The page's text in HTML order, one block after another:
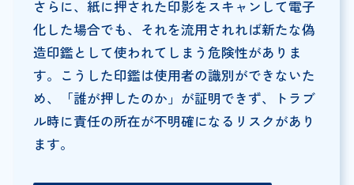
さらに、紙に押された印影をスキャンして電子
化した場合でも、それを流用されれば新たな偽
造印鑑として使われてしまう危険性がありま
す。こうした印鑑は使用者の識別ができないた
め、「誰が押したのか」が証明できず、トラブ
ル時に責任の所在が不明確になるリスクがあり
ます。